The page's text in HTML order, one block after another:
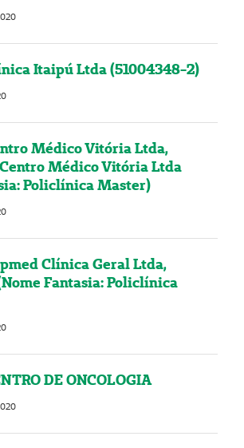
Itaipú Ltda (51004348-2)
Médico Vitória Ltda,
Médico Vitória Ltda
Policlínica Master)
Clínica Geral Ltda,
Fantasia: Policlínica
DE ONCOLOGIA